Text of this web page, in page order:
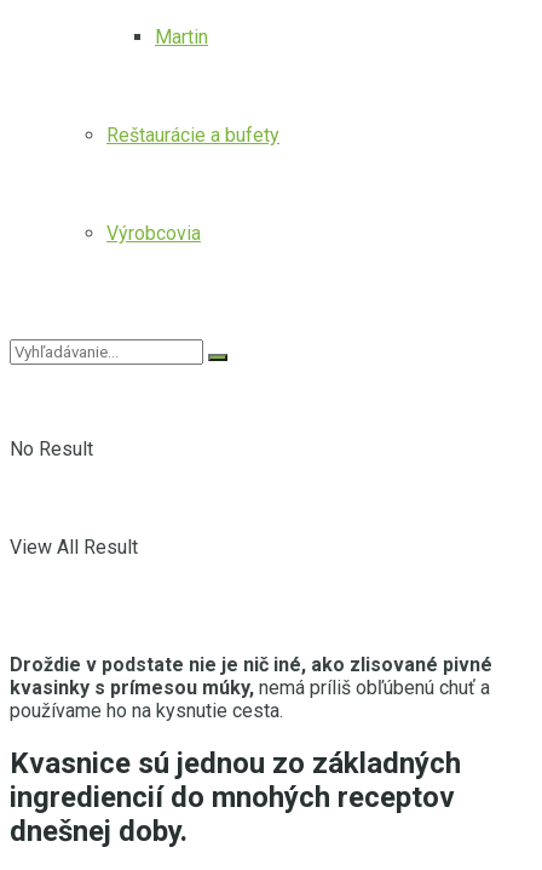
Martin
Reštaurácie a bufety
Výrobcovia
No Result
View All Result
Droždie v podstate nie je nič iné, ako zlisované pivné
kvasinky s prímesou múky, nemá príliš obľúbenú chuť a
používame ho na kysnutie cesta.
Kvasnice sú jednou zo základných
ingrediencií do mnohých receptov
dnešnej doby.